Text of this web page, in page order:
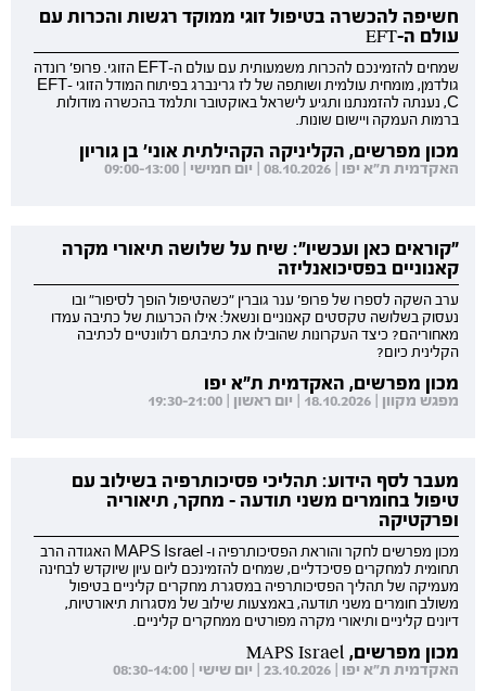
חשיפה להכשרה בטיפול זוגי ממוקד רגשות והכרות עם
עולם ה-EFT
שמחים להזמינכם להכרות משמעותית עם עולם ה-EFT הזוגי. פרופ' רונדה
גולדמן, מומחית עולמית ושותפה של לז גרינברג בפיתוח המודל הזוגי EFT-
C, נענתה להזמנתנו ותגיע לישראל באוקטובר ותלמד בהכשרה מודולות
ברמות העמקה ויישום שונות.
מכון מפרשים, הקליניקה הקהילתית אוני' בן גוריון
האקדמית ת"א יפו | 08.10.2026 | יום חמישי | 09:00-13:00
"קוראים כאן ועכשיו": שיח על שלושה תיאורי מקרה
קאנוניים בפסיכואנליזה
ערב השקה לספרו של פרופ' ענר גוברין "כשהטיפול הופך לסיפור" ובו
נעסוק בשלושה טקסטים קאנוניים ונשאל: אילו הכרעות של כתיבה עמדו
מאחוריהם? כיצד העקרונות שהובילו את כתיבתם רלוונטיים לכתיבה
הקלינית כיום?
מכון מפרשים, האקדמית ת"א יפו
מפגש מקוון | 18.10.2026 | יום ראשון | 19:30-21:00
מעבר לסף הידוע: תהליכי פסיכותרפיה בשילוב עם
טיפול בחומרים משני תודעה - מחקר, תיאוריה
ופרקטיקה
מכון מפרשים לחקר והוראת הפסיכותרפיה ו- MAPS Israel האגודה הרב
תחומית למחקרים פסיכדליים, שמחים להזמינכם ליום עיון שיוקדש לבחינה
מעמיקה של תהליך הפסיכותרפיה במסגרת מחקרים קליניים בטיפול
משולב חומרים משני תודעה, באמצעות שילוב של מסגרות תיאורטיות,
דיונים קליניים ותיאורי מקרה מפורטים ממחקרים קליניים.
מכון מפרשים, MAPS Israel
האקדמית ת"א יפו | 23.10.2026 | יום שישי | 08:30-14:00